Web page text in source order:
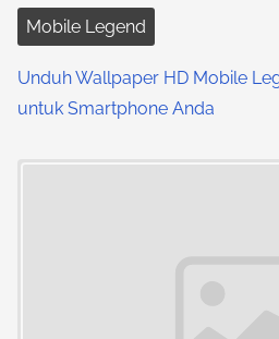
o
n
Mobile Legend
Unduh Wallpaper HD Mobile
untuk Smartphone Anda